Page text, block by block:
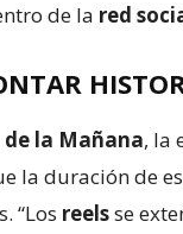
de la red
de la Mañana, la
la duración de
“Los reelsse